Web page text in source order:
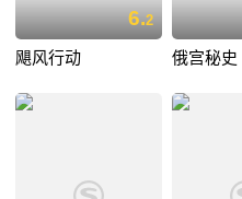
6.2
飓风行动 俄宫秘史